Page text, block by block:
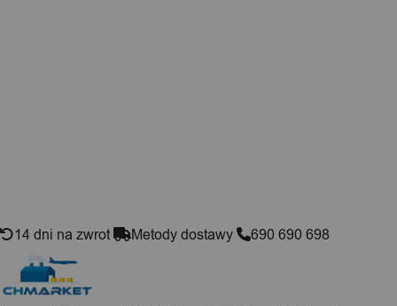
14 dni na zwrot Metody dostawy 690 690 698